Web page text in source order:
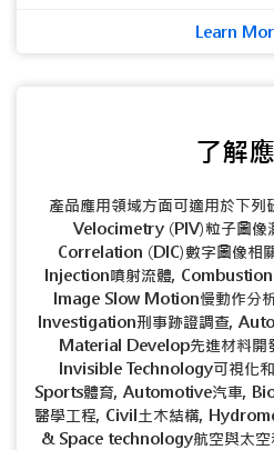
Learn
了解
產品應用領域方面可適用於下
Velocimetry (PIV)粒子圖
Correlation (DIC)數字圖像相
Injection噴射流體,
Image Slow Motion慢動作分
Investigation刑事跡證調查,
Material Develop先進材料
Invisible Technology可視化
Sports體育, Automotive汽車,
醫學工程, Civil土木結構,
& Space technology航空與太